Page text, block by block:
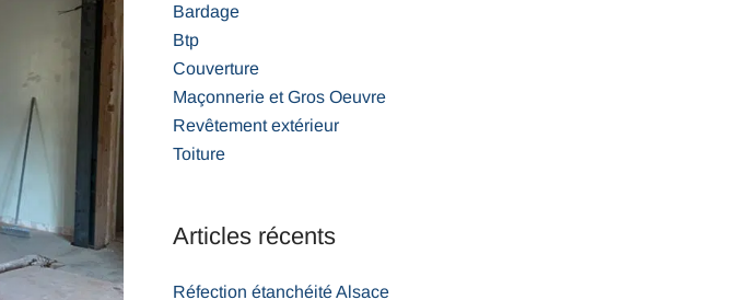
Bardage
Btp
Couverture
Maçonnerie et Gros Oeuvre
Revêtement extérieur
Toiture
Articles récents
Réfection étanchéité Alsace